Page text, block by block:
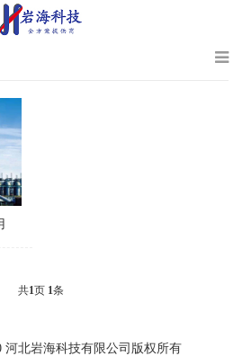
共1页 1条
河北岩海科技有限公司版权所有